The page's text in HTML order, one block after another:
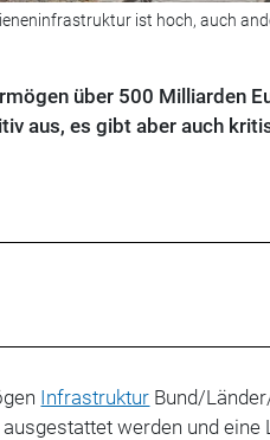
ist hoch, auch
über 500 Milliarden
aus, es gibt aber auch
Infrastruktur Bund/
werden und eine